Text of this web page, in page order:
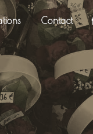
Contact